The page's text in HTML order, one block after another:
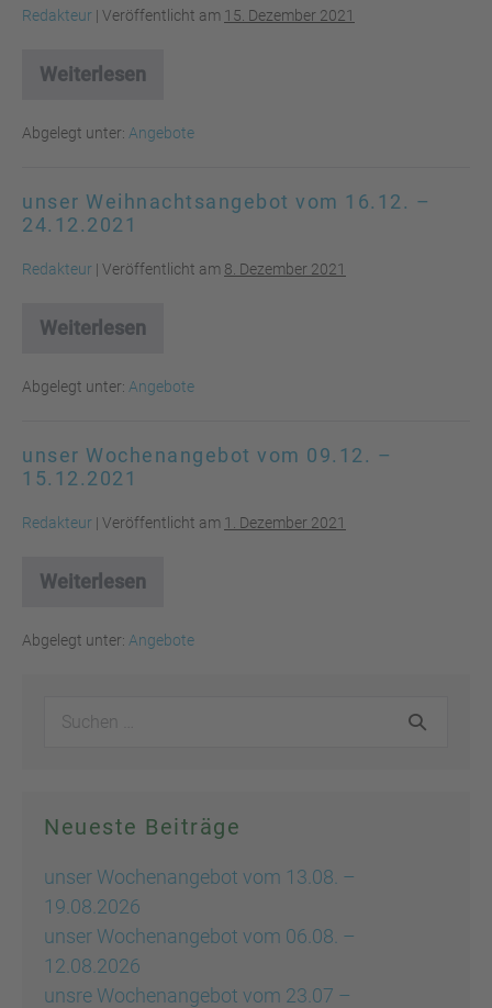
Redakteur | Veröffentlicht am 15. Dezember 2021
Weiterlesen
unser
vom
27.12.2021
Abgelegt unter: Angebote
unser Weihnachtsangebot vom 16.12. –
24.12.2021
Redakteur | Veröffentlicht am 8. Dezember 2021
Weiterlesen
unser
vom
16.12.
Abgelegt unter: Angebote
unser Wochenangebot vom 09.12. –
15.12.2021
Redakteur | Veröffentlicht am 1. Dezember 2021
Weiterlesen
unser
vom
09.12.
Abgelegt unter: Angebote
Suchen
Neueste Beiträge
unser Wochenangebot vom 13.08. –
19.08.2026
unser Wochenangebot vom 06.08. –
12.08.2026
unsre Wochenangebot vom 23.07 –